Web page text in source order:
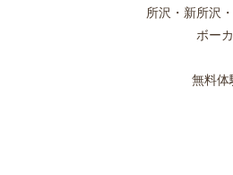
所沢・新所沢
ボー
無料体